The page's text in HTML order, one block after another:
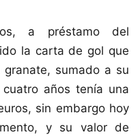
a préstamo del
la carta de gol que
sumado a su
años tenía una
sin embargo hoy
y su valor de